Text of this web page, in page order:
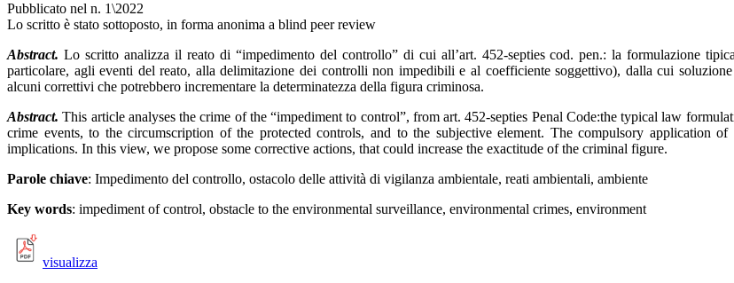
Pubblicato nel n. 1\2022
Lo scritto è stato sottoposto, in forma anonima a blind peer review
Abstract. Lo scritto analizza il reato di “impedimento del controllo” di cui all’art. 452-septies cod. pen.: la formulazione
particolare, agli eventi del reato, alla delimitazione dei controlli non impedibili e al coefficiente soggettivo), dalla cui
alcuni correttivi che potrebbero incrementare la determinatezza della figura criminosa.
Abstract.This article analyses the crime of the “impediment to control”, from art. 452-septies Penal Code:the typical law
crime events, to the circumscription of the protected controls, and to the subjective element. The compulsory application
implications. In this view, we propose some corrective actions, that could increase the exactitude of the criminal figure.
Parole chiave: Impedimento del controllo, ostacolo delle attività di vigilanza ambientale, reati ambientali, ambiente
Key words: impediment of control, obstacle to the environmental surveillance, environmental crimes, environment
visualizza